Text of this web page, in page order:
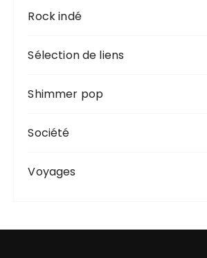
Rock indé
Sélection de liens
Shimmer pop
Société
Voyages